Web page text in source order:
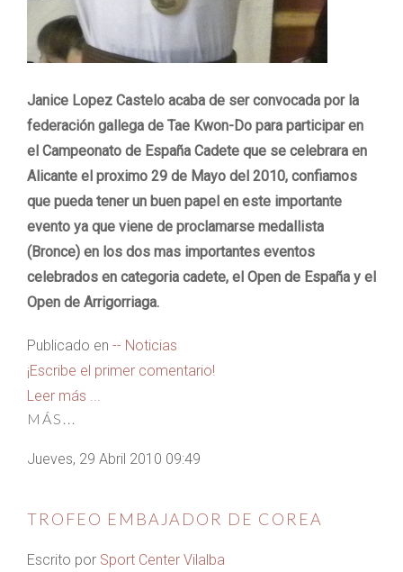
Janice Lopez Castelo acaba de ser convocada por la
federación gallega de Tae Kwon-Do para participar en
el Campeonato de España Cadete que se celebrara en
Alicante el proximo 29 de Mayo del 2010, confiamos
que pueda tener un buen papel en este importante
evento ya que viene de proclamarse medallista
(Bronce) en los dos mas importantes eventos
celebrados en categoria cadete, el Open de España y el
Open de Arrigorriaga.
Publicado en -- Noticias
¡Escribe el primer comentario!
Leer más ...
MÁS...
Jueves, 29 Abril 2010 09:49
TROFEO EMBAJADOR DE COREA
Escrito por Sport Center Vilalba